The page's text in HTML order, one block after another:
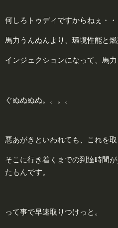
何しろトゥディですからねぇ・・
馬力うんぬんより、環境性能と
インジェクションになって、馬
ぐぬぬぬぬ。。。。
悪あがきといわれても、これを
そこに行き着くまでの到達時間
たもんです。
って事で早速取りつけっと。